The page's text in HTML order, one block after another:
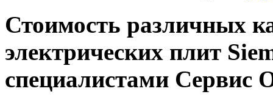
Стоимость различных
электрических плит
специалистами Сервис